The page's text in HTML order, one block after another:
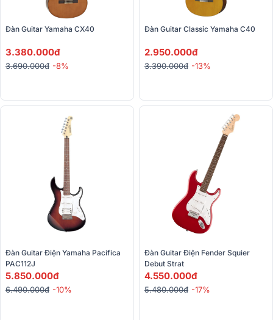
Đàn Guitar Yamaha CX40
3.380.000đ
3.690.000đ -8%
Đàn Guitar Classic Yamaha C40
2.950.000đ
3.390.000đ -13%
Đàn Guitar Điện Yamaha Pacifica
PAC112J
5.850.000đ
6.490.000đ -10%
Đàn Guitar Điện Fender Squier
Debut Strat
4.550.000đ
5.480.000đ -17%